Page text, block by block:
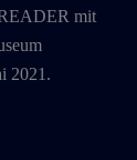
mit
2021.